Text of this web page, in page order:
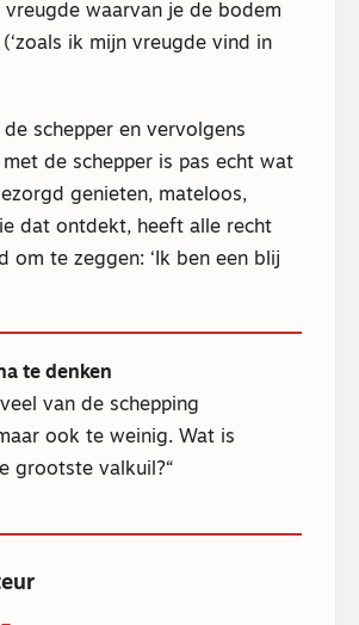
vreugde waarvan je de bodem
ik mijn vreugde vind in
de schepper en vervolgens
de schepper is pas echt wat
genieten, mateloos,
dat ontdekt, heeft alle recht
om te zeggen: ‘Ik ben een blij
te denken
van de schepping
ook te weinig. Wat is
grootste valkuil?